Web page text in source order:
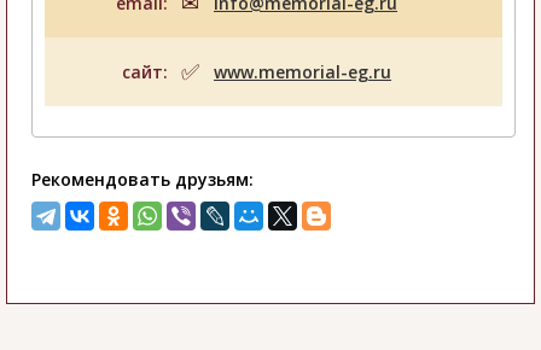
сайт: www.memorial-eg.ru
Рекомендовать друзьям: